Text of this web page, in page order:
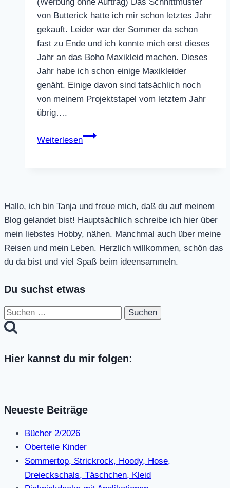
von Butterick hatte ich mir schon letztes Jahr
gekauft. Leider war der Sommer da schon
fast zu Ende und ich konnte mich erst dieses
Jahr an das Boho Maxikleid machen. Dieses
Jahr habe ich schon einige Maxikleider
genäht. Einige davon sind tatsächlich noch
von meinem Projektstapel vom letztem Jahr
übrig….
Weiterlesen
Boho
Hallo, ich bin Tanja und freue mich, daß du auf meinem
Blog gelandet bist! Hauptsächlich schreibe ich hier über
mein liebstes Hobby, nähen. Manchmal auch über meine
Reisen und mein Leben. Herzlich willkommen, schön das
du da bist und viel Spaß beim ideensammeln.
Du suchst etwas
Suchen
nach:
Hier kannst du mir folgen:
Neueste Beiträge
Bücher 2/2026
Oberteile Kinder
Sommertop, Strickrock, Hoody, Hose,
Dreieckschals, Täschchen, Kleid